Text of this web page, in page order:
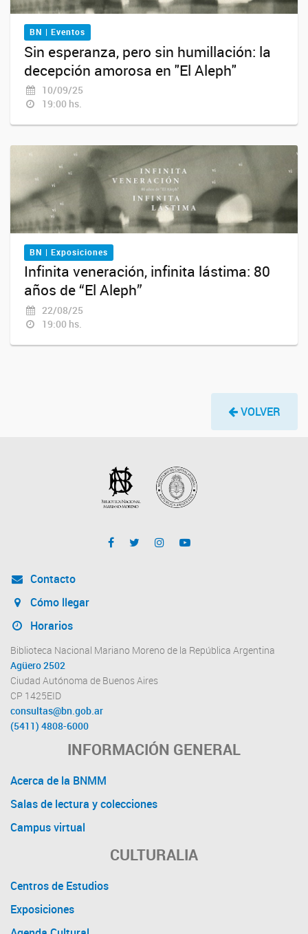
BN | Eventos
Sin esperanza, pero sin humillación: la
decepción amorosa en "El Aleph"
10/09/25
19:00 hs.
BN | Exposiciones
Infinita veneración, infinita lástima: 80
años de “El Aleph”
22/08/25
19:00 hs.
VOLVER
Contacto
Cómo llegar
Horarios
Biblioteca Nacional Mariano Moreno de la República Argentina
Agüero 2502
Ciudad Autónoma de Buenos Aires
CP 1425EID
consultas@bn.gob.ar
(5411) 4808-6000
INFORMACIÓN GENERAL
Acerca de la BNMM
Salas de lectura y colecciones
Campus virtual
CULTURALIA
Centros de Estudios
Exposiciones